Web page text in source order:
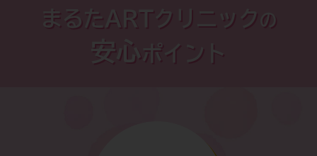
2026.07.27
CBC WEBメディア掲載のお知らせです。
詳しくはこちらをご覧ください＞
詳しくはこちらをご覧ください＞
まるたARTクリニック の
安心ポイント